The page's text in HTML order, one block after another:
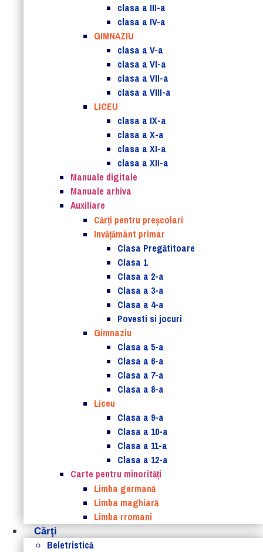
clasa a III-a
clasa a IV-a
GIMNAZIU
clasa a V-a
clasa a VI-a
clasa a VII-a
clasa a VIII-a
LICEU
clasa a IX-a
clasa a X-a
clasa a XI-a
clasa a XII-a
Manuale digitale
Manuale arhiva
Auxiliare
Cărţi pentru preşcolari
Invățământ primar
Clasa Pregătitoare
Clasa 1
Clasa a 2-a
Clasa a 3-a
Clasa a 4-a
Povesti si jocuri
Gimnaziu
Clasa a 5-a
Clasa a 6-a
Clasa a 7-a
Clasa a 8-a
Liceu
Clasa a 9-a
Clasa a 10-a
Clasa a 11-a
Clasa a 12-a
Carte pentru minorităţi
Limba germană
Limba maghiară
Limba rromani
Cărţi
Beletristică